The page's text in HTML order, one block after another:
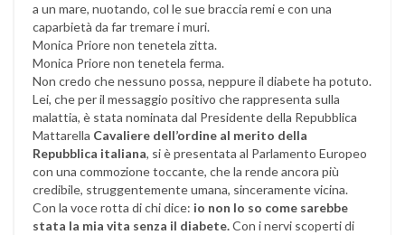
a un mare, nuotando, col le sue braccia remi e con una
caparbietà da far tremare i muri.
Monica Priore non tenetela zitta.
Monica Priore non tenetela ferma.
Non credo che nessuno possa, neppure il diabete ha potuto.
Lei, che per il messaggio positivo che rappresenta sulla
malattia, è stata nominata dal Presidente della Repubblica
Mattarella Cavaliere dell’ordine al merito della
Repubblica italiana, si è presentata al Parlamento Europeo
con una commozione toccante, che la rende ancora più
credibile, struggentemente umana, sinceramente vicina.
Con la voce rotta di chi dice: io non lo so come sarebbe
stata la mia vita senza il diabete.Con i nervi scoperti di